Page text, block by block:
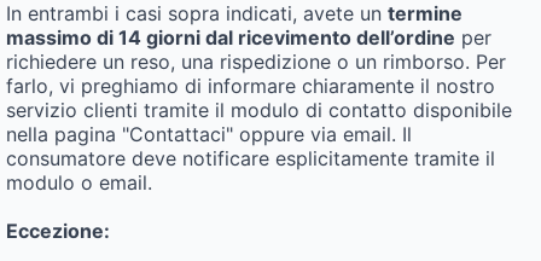
In entrambi i casi sopra indicati, avete un termine
massimo di 14 giorni dal ricevimento dell’ordine per
richiedere un reso, una rispedizione o un rimborso. Per
farlo, vi preghiamo di informare chiaramente il nostro
servizio clienti tramite il modulo di contatto disponibile
nella pagina "Contattaci" oppure via email. Il
consumatore deve notificare esplicitamente tramite il
modulo o email.
Eccezione: